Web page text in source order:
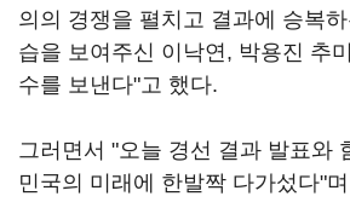
의의 경쟁을 펼치고 결과에 승복
습을 보여주신 이낙연, 박용진 추
수를 보낸다"고 했다.
그러면서 "오늘 경선 결과 발표와
민국의 미래에 한발짝 다가섰다"